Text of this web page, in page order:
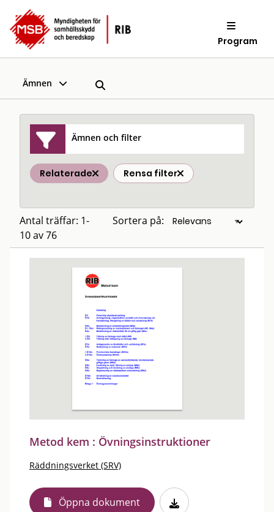
Program
Ämnen
Ämnen och filter
Relaterade Rensa filter
Antal träffar: 1-
10 av 76
Sortera på:
Metod kem : Övningsinstruktioner
Räddningsverket (SRV)
Öppna dokument